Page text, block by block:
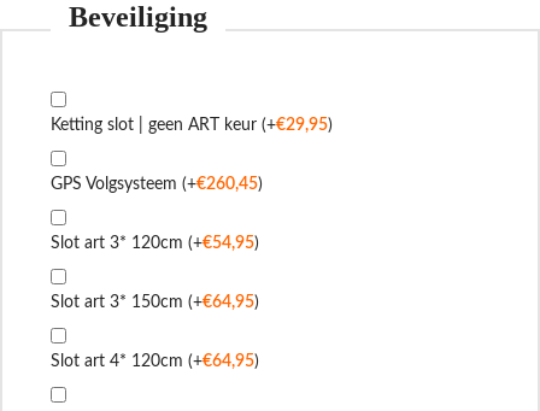
Beveiliging
Ketting slot | geen ART keur (+€29,95)
GPS Volgsysteem (+€260,45)
Slot art 3* 120cm (+€54,95)
Slot art 3* 150cm (+€64,95)
Slot art 4* 120cm (+€64,95)